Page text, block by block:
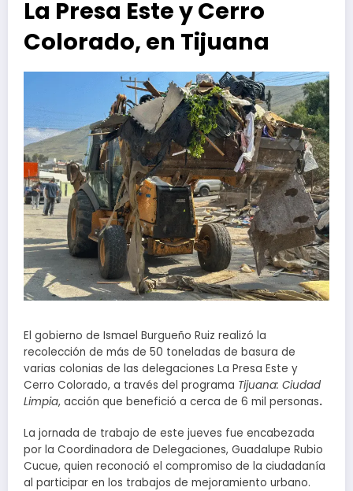
La Presa Este y Cerro
Colorado, en Tijuana
El gobierno de Ismael Burgueño Ruiz realizó la
recolección de más de 50 toneladas de basura de
varias colonias de las delegaciones La Presa Este y
Cerro Colorado, a través del programa Tijuana: Ciudad
Limpia, acción que benefició a cerca de 6 mil personas.
La jornada de trabajo de este jueves fue encabezada
por la Coordinadora de Delegaciones, Guadalupe Rubio
Cucue, quien reconoció el compromiso de la ciudadanía
al participar en los trabajos de mejoramiento urbano.